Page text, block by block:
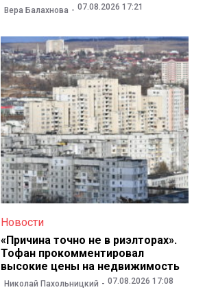
Вера Балахнова 07.08.2026 17:21
Новости
«Причина точно не в риэлторах».
Тофан прокомментировал
высокие цены на недвижимость
Николай Пахольницкий 07.08.2026 17:08